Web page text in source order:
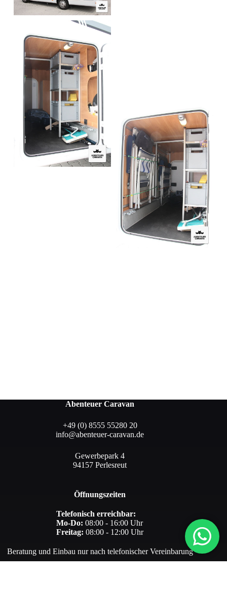
Abenteuer Caravan
+49 (0) 8555 55280 20
info@abenteuer-caravan.de
Gewerbepark 4
94157 Perlesreut
Öffnungszeiten
Telefonisch erreichbar:
Mo-Do: 08:00 - 16:00 Uhr
Freitag:08:00 - 12:00 Uhr
Beratung und Einbau nur nach telefonischer Vereinbarung